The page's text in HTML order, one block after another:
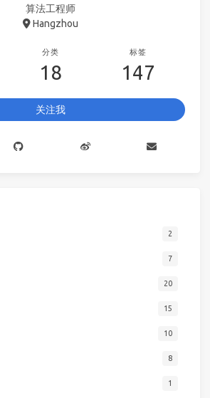
算法工程师
Hangzhou
分类
18
标签
147
关注我
2
7
20
15
10
8
1